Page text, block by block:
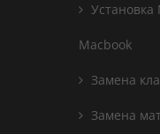
Macbook
Замена
Замена